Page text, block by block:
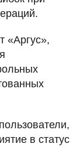
«Аргус»,
в статус